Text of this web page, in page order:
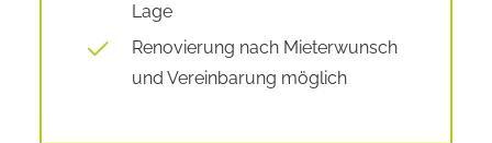
Lage
Renovierung nach Mieterwunsch
und Vereinbarung möglich